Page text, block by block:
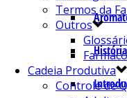
Termos da
Outros
Cadeia Produtiva
Controle de